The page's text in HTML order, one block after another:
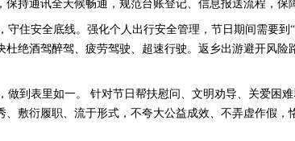
持通讯全天候畅通，规范台账登记、信息报送流程，保
守住安全底线。强化个人出行安全管理，节日期间需要
杜绝酒驾醉驾、疲劳驾驶、超速行驶。返乡出游避开风险
做到表里如一。 针对节日帮扶慰问、文明劝导、关爱困
、敷衍履职、流于形式，不夸大公益成效、不弄虚作假，